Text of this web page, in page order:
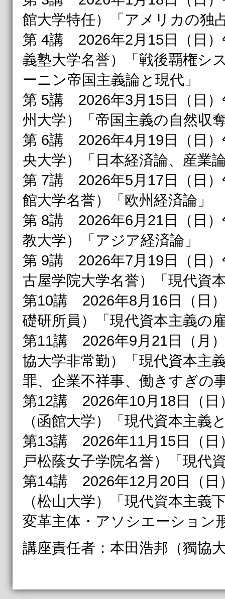
館大学特任）「アメリカの独
第 4講 2026年2月15日（日）
義塾大学名誉）「戦後覇権シ
ーニン帝国主義論と現代」
第 5講 2026年3月15日（日）
州大学）「帝国主義の自然収
第 6講 2026年4月19日（日）
央大学）「日本経済論、産業
第 7講 2026年5月17日（日）
館大学名誉）「欧州経済論」
第 8講 2026年6月21日（日
教大学）「アジア経済論」
第 9講 2026年7月19日（日）
古屋学院大学名誉）「現代資
第10講 2026年8月16日（日
礎研所員）「現代資本主義の
第11講 2026年9月21日（月
協大学非常勤）「現代資本
罪、企業不祥事、働きすぎの
第12講 2026年10月18日（日
（函館大学）「現代資本主義
第13講 2026年11月15日（日
戸松蔭女子学院名誉）「現代
第14講 2026年12月20日（日
（松山大学）「現代資本主
変革主体・アソシエーション
講座責任者：本田浩邦（獨協